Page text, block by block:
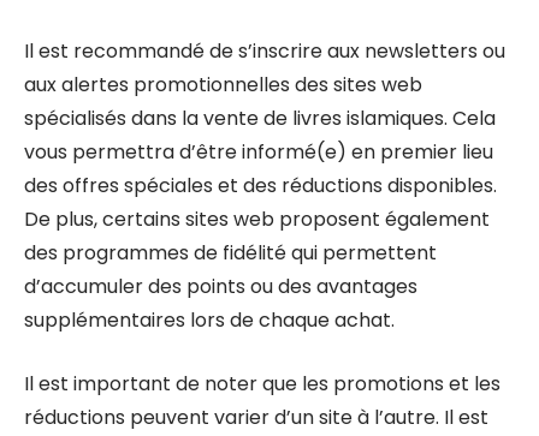
Il est recommandé de s’inscrire aux newsletters ou
aux alertes promotionnelles des sites web
spécialisés dans la vente de livres islamiques. Cela
vous permettra d’être informé(e) en premier lieu
des offres spéciales et des réductions disponibles.
De plus, certains sites web proposent également
des programmes de fidélité qui permettent
d’accumuler des points ou des avantages
supplémentaires lors de chaque achat.
Il est important de noter que les promotions et les
réductions peuvent varier d’un site à l’autre. Il est